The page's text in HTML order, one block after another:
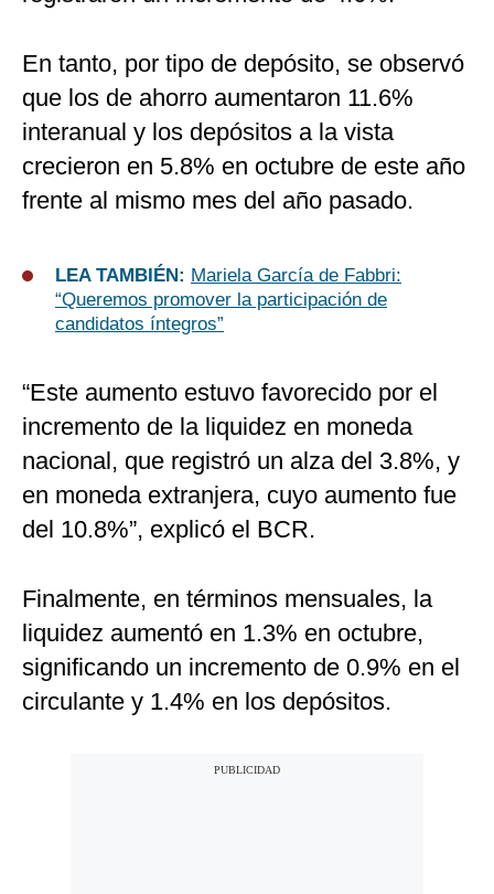
En tanto, por tipo de depósito, se observó
que los de ahorro aumentaron 11.6%
interanual y los depósitos a la vista
crecieron en 5.8% en octubre de este año
frente al mismo mes del año pasado.
LEA TAMBIÉN: Mariela García de Fabbri:
“Queremos promover la participación de
candidatos íntegros”
“Este aumento estuvo favorecido por el
incremento de la liquidez en moneda
nacional, que registró un alza del 3.8%, y
en moneda extranjera, cuyo aumento fue
del 10.8%”, explicó el BCR.
Finalmente, en términos mensuales, la
liquidez aumentó en 1.3% en octubre,
significando un incremento de 0.9% en el
circulante y 1.4% en los depósitos.